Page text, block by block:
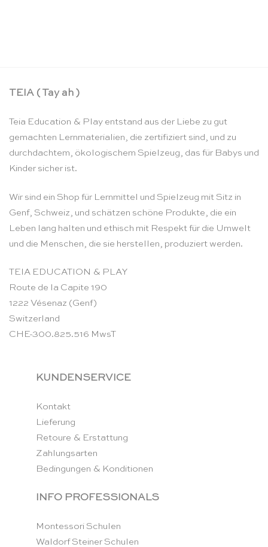
TEIA ( Tay ah )
Teia Education & Play entstand aus der Liebe zu gut
gemachten Lernmaterialien, die zertifiziert sind, und zu
durchdachtem, ökologischem Spielzeug, das für Babys und
Kinder sicher ist.
Wir sind ein Shop für Lernmittel und Spielzeug mit Sitz in
Genf, Schweiz, und schätzen schöne Produkte, die ein
Leben lang halten und ethisch mit Respekt für die Umwelt
und die Menschen, die sie herstellen, produziert werden.
TEIA EDUCATION & PLAY
Route de la Capite 190
1222 Vésenaz (Genf)
Switzerland
CHE-300.825.516 MwsT
KUNDENSERVICE
Kontakt
Lieferung
Retoure & Erstattung
Zahlungsarten
Bedingungen & Konditionen
INFO PROFESSIONALS
Montessori Schulen
Waldorf Steiner Schulen